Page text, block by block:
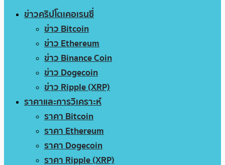
ข่าวคริปโตเคอเรนซี่
ข่าว Bitcoin
ข่าว Ethereum
ข่าว Binance Coin
ข่าว Dogecoin
ข่าว Ripple (XRP)
ราคาและการวิเคราะห์
ราคา Bitcoin
ราคา Ethereum
ราคา Dogecoin
ราคา Ripple (XRP)